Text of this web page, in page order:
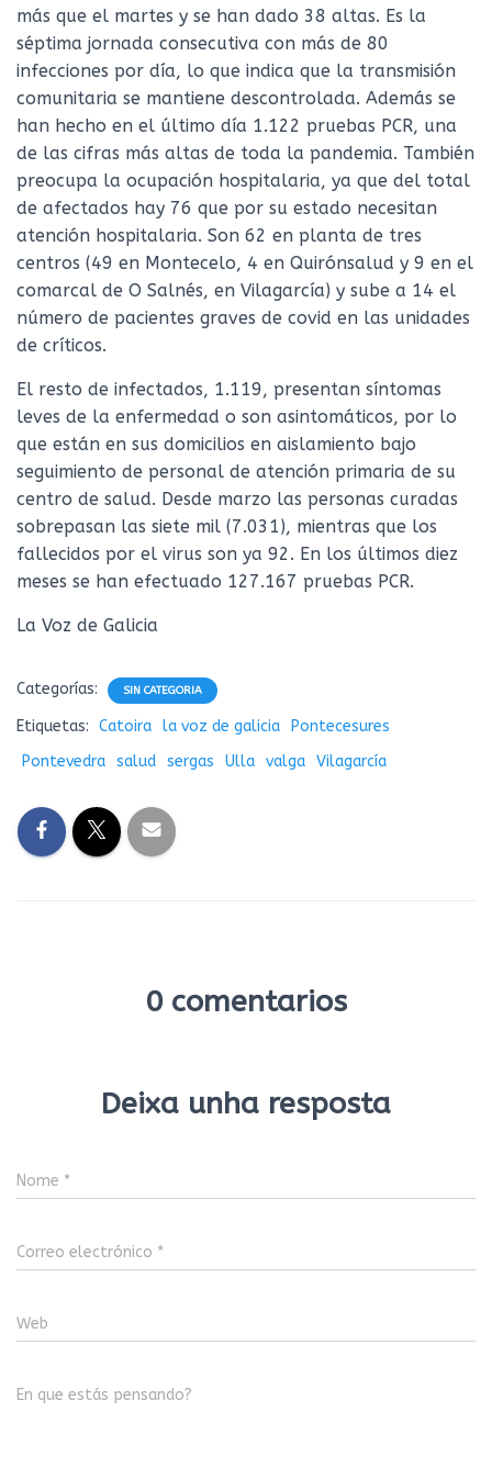
más que el martes y se han dado 38 altas. Es la
séptima jornada consecutiva con más de 80
infecciones por día, lo que indica que la transmisión
comunitaria se mantiene descontrolada. Además se
han hecho en el último día 1.122 pruebas PCR, una
de las cifras más altas de toda la pandemia. También
preocupa la ocupación hospitalaria, ya que del total
de afectados hay 76 que por su estado necesitan
atención hospitalaria. Son 62 en planta de tres
centros (49 en Montecelo, 4 en Quirónsalud y 9 en el
comarcal de O Salnés, en Vilagarcía) y sube a 14 el
número de pacientes graves de covid en las unidades
de críticos.
El resto de infectados, 1.119, presentan síntomas
leves de la enfermedad o son asintomáticos, por lo
que están en sus domicilios en aislamiento bajo
seguimiento de personal de atención primaria de su
centro de salud. Desde marzo las personas curadas
sobrepasan las siete mil (7.031), mientras que los
fallecidos por el virus son ya 92. En los últimos diez
meses se han efectuado 127.167 pruebas PCR.
La Voz de Galicia
Categorías: SIN CATEGORIA
Etiquetas: Catoira la voz de galicia
Pontecesures
Pontevedra salud sergas Ulla valga Vilagarcía
0 comentarios
Deixa unha resposta
Nome *
Correo electrónico *
Web
En que estás pensando?